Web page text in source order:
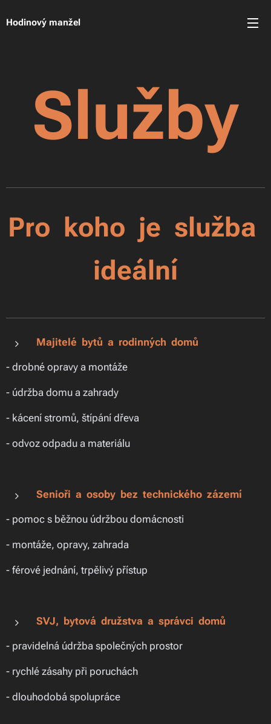
Hodinový manžel
Služby
Pro koho je služba
ideální
Majitelé bytů a rodinných domů
- drobné opravy a montáže
- údržba domu a zahrady
- kácení stromů, štípání dřeva
- odvoz odpadu a materiálu
Senioři a osoby bez technického zázemí
- pomoc s běžnou údržbou domácnosti
- montáže, opravy, zahrada
- férové jednání, trpělivý přístup
SVJ, bytová družstva a správci domů
- pravidelná údržba společných prostor
- rychlé zásahy při poruchách
- dlouhodobá spolupráce